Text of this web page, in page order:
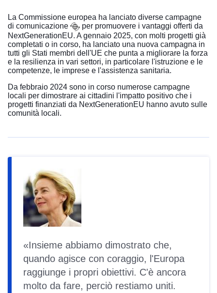
La Commissione europea ha lanciato diverse campagne
di comunicazione
per promuovere i vantaggi offerti da
NextGenerationEU. A gennaio 2025, con molti progetti già
completati o in corso, ha lanciato una nuova campagna in
tutti gli Stati membri dell'UE che punta a migliorare la forza
e la resilienza in vari settori, in particolare l'istruzione e le
competenze, le imprese e l'assistenza sanitaria.
Da febbraio 2024 sono in corso numerose campagne
locali per dimostrare ai cittadini l'impatto positivo che i
progetti finanziati da NextGenerationEU hanno avuto sulle
comunità locali.
Insieme abbiamo dimostrato che,
quando agisce con coraggio, l'Europa
raggiunge i propri obiettivi. C'è ancora
molto da fare, perciò restiamo uniti.